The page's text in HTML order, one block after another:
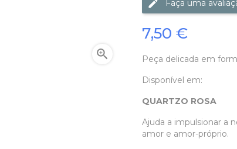

Faça uma
7,50 €
Peça delicada em
Disponível em:
QUARTZO ROSA
Ajuda a impulsionar a
amor e amor-próprio.